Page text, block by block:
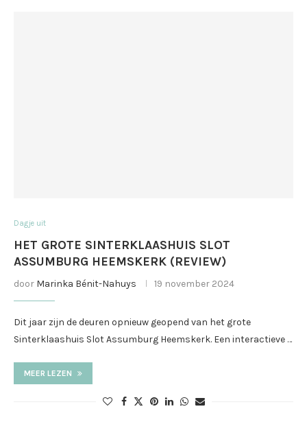
Dagje uit
HET GROTE SINTERKLAASHUIS SLOT
ASSUMBURG HEEMSKERK (REVIEW)
door Marinka Bénit-Nahuys 19 november 2024
Dit jaar zijn de deuren opnieuw geopend van het grote
Sinterklaashuis Slot Assumburg Heemskerk. Een interactieve …
MEER LEZEN